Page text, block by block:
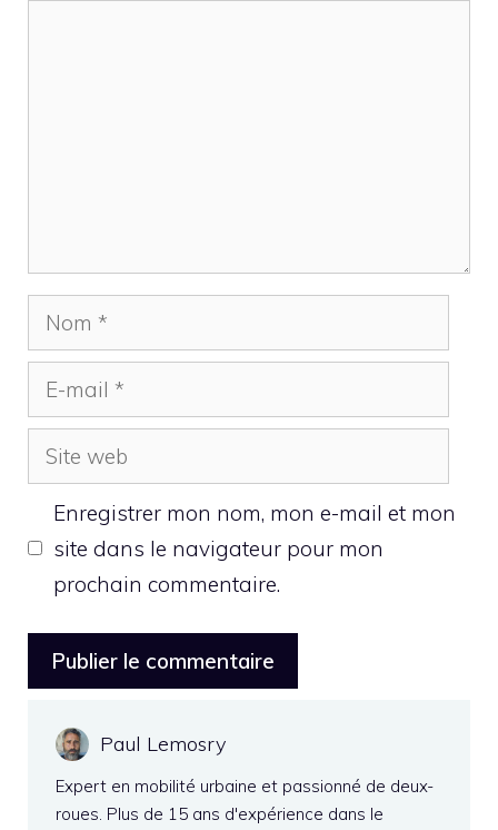
Nom
mail
Site
web
Enregistrer mon nom, mon e-mail et mon
site dans le navigateur pour mon
prochain commentaire.
Paul Lemosry
Expert en mobilité urbaine et passionné de deux-
roues. Plus de 15 ans d'expérience dans le